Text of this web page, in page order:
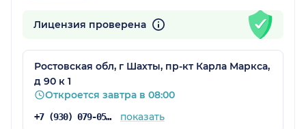
Лицензия проверена
Ростовская обл, г Шахты, пр-кт Карла Маркса,
д 90 к 1
Откроется завтра в 08:00
+7 (930) 079-05-87 показать